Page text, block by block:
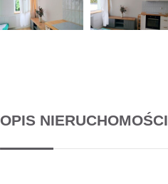
OPIS NIERUCHOMOŚCI